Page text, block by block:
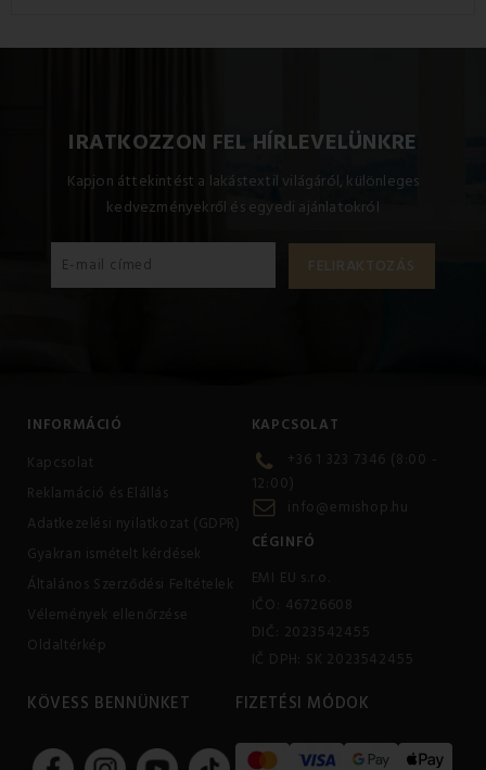
IRATKOZZON FEL HÍRLEVELÜNKRE
Kapjon áttekintést a lakástextil világáról, különleges
kedvezményekről és egyedi ajánlatokról
INFORMÁCIÓ
Kapcsolat
Reklamáció és Elállás
Adatkezelési nyilatkozat (GDPR)
Gyakran ismételt kérdések
Általános Szerződési Feltételek
Vélemények ellenőrzése
Oldaltérkép
KAPCSOLAT
+36 1 323 7346 (8:00 -
12:00)
info@emishop.hu
CÉGINFÓ
EMI EU s.r.o.
IČO: 46726608
DIČ: 2023542455
IČ DPH: SK 2023542455
KÖVESS BENNÜNKET FIZETÉSI MÓDOK